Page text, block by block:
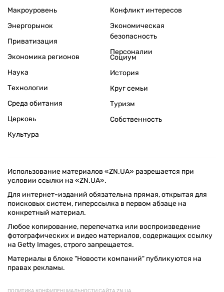
Макроуровень
Энергорынок
Приватизация
Экономика регионов
Конфликт интересов
Экономическая
безопасность
Персоналии
Наука
Технологии
Среда обитания
Церковь
Культура
Социум
История
Круг семьи
Туризм
Собственность
Использование материалов «ZN.UA» разрешается при
условии ссылки на «ZN.UA».
Для интернет-изданий обязательна прямая, открытая для
поисковых систем, гиперссылка в первом абзаце на
конкретный материал.
Любое копирование, перепечатка или воспроизведение
фотографических и видео материалов, содержащих ссылку
на Getty Images, строго запрещается.
Материалы в блоке "Новости компаний" публикуются на
правах рекламы.